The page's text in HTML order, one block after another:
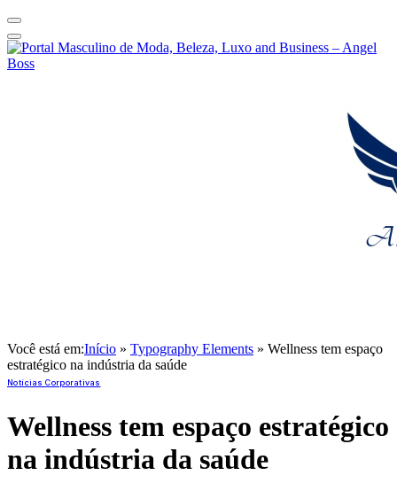
Você está em:Início » Typography Elements » Wellness tem espaço
estratégico na indústria da saúde
Notícias Corporativas
Wellness tem espaço estratégico
na indústria da saúde